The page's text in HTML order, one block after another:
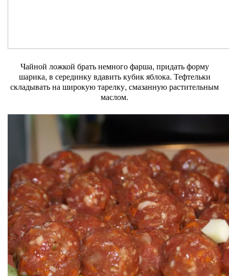
Чайной ложкой брать немного фарша, придать форму
шарика, в серединку вдавить кубик яблока. Тефтельки
складывать на широкую тарелку, смазанную растительным
маслом.